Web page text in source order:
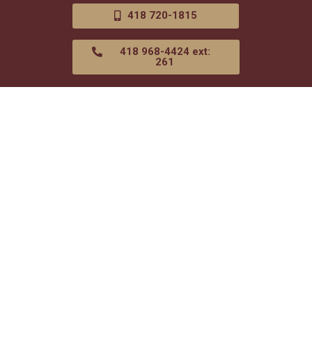
418 720-1815
418 968-4424 ext:
261